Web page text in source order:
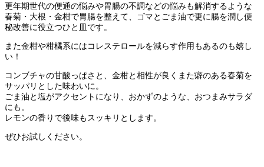
更年期世代の便通の悩みや胃腸の不調などの悩みも解消するような
春菊・大根・金柑で胃腸を整えて、ゴマとごま油で更に腸を潤し便
秘改善に役立つひと皿です。
また金柑や柑橘系にはコレステロールを減らす作用もあるのも嬉し
い！
コンブチャの甘酸っぱさと、金柑と相性が良くまた癖のある春菊を
サッパリとした味わいに。
ごま油と塩がアクセントになり、おかずのような、おつまみサラダ
にも。
レモンの香りで後味もスッキリとします。
ぜひお試しください。